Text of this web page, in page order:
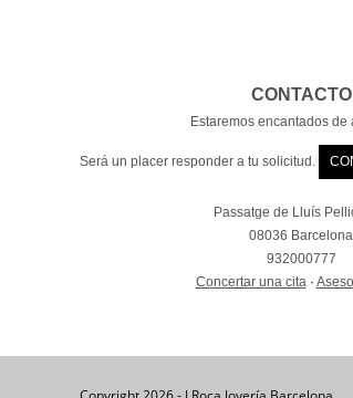
CONTACTO
Estaremos encantados de
Será un placer responder a tu solicitud.
Passatge de Lluís
08036 Barcelona
932000777
Concertar una cita·